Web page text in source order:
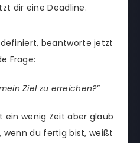
dir eine Deadline.
beantworte jetzt
Frage:
Ziel zu erreichen?”
ein wenig Zeit aber glaub
wenn du fertig bist, weißt